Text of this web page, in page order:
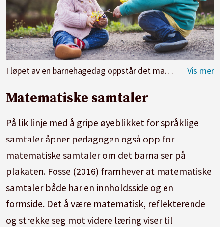
I løpet av en barnehagedag oppstår det mange øyeblikk som, med ekstra oppmerksomhet fra det pedagogiske personalet, kan bli både minneverdige og lærerike for barn.
Matematiske samtaler
På lik linje med å gripe øyeblikket for språklige
samtaler åpner pedagogen også opp for
matematiske samtaler om det barna ser på
plakaten. Fosse (2016) framhever at matematiske
samtaler både har en innholdsside og en
formside. Det å være matematisk, reflekterende
og strekke seg mot videre læring viser til